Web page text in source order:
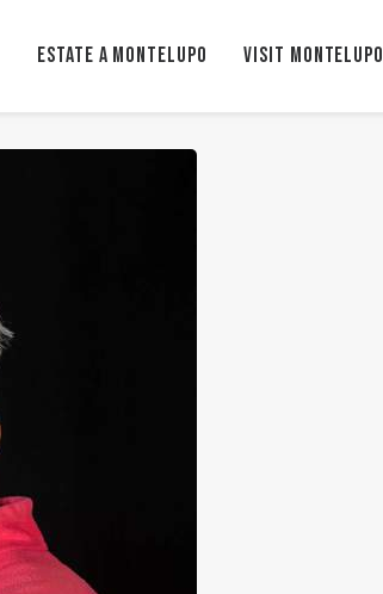
ESTATE A MONTELUPO VISIT MONTELUPO